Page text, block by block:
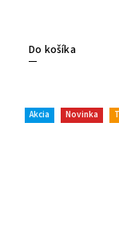
Do košíka
Akcia Novinka